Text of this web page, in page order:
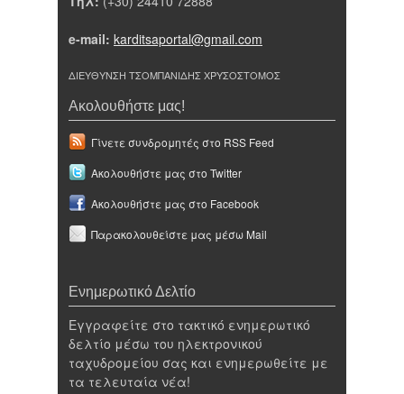
e-mail: karditsaportal@gmail.com
ΔΙΕΥΘΥΝΣΗ ΤΣΟΜΠΑΝΙΔΗΣ ΧΡΥΣΟΣΤΟΜΟΣ
Ακολουθήστε μας!
Γίνετε συνδρομητές στο RSS Feed
Ακολουθήστε μας στο Twitter
Ακολουθήστε μας στο Facebook
Παρακολουθείστε μας μέσω Mail
Ενημερωτικό Δελτίο
Εγγραφείτε στο τακτικό ενημερωτικό
δελτίο μέσω του ηλεκτρονικού
ταχυδρομείου σας και ενημερωθείτε με
τα τελευταία νέα!